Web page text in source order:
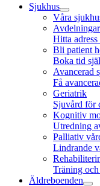
Sjukhus
Våra
Hitta
Bli patient
Boka tid
Avancerad
Få
Geriatrik
Sjuvård för
Kognitiv
Utredning
Palliativ
Lindrande
Träning
Äldreboenden